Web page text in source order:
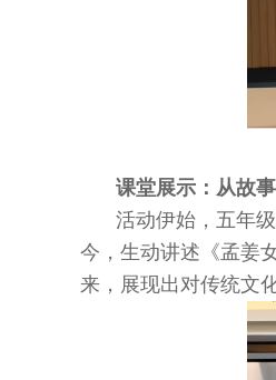
课堂展示：从故
活动伊始，五年
今，生动讲述《孟姜
来，展现出对传统文